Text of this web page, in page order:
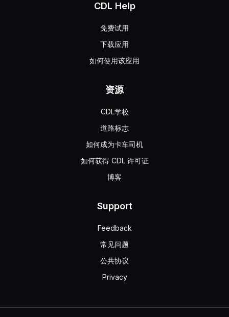
CDL Help
免费试用
下载应用
如何使用该应用
资源
CDL学校
道路标志
如何成为卡车司机
如何获得 CDL 许可证
博客
Support
Feedback
常见问题
公共协议
Privacy